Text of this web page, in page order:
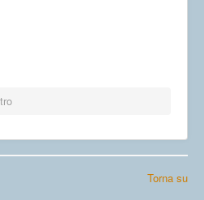
Torna su